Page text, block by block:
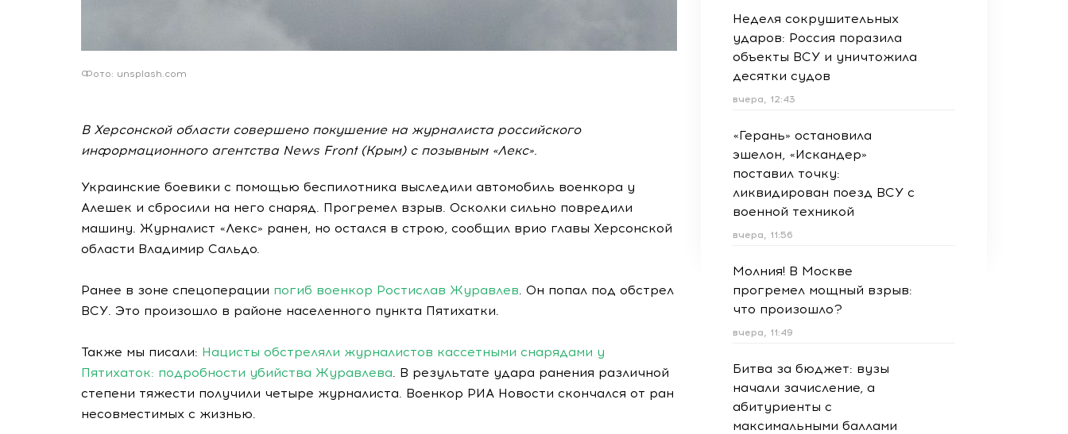
Фото: unsplash.com
В Херсонской области совершено покушение на журналиста российского
информационного агентства News Front (Крым) с позывным «Лекс».
Украинские боевики с помощью беспилотника выследили автомобиль военкора у
Алешек и сбросили на него снаряд. Прогремел взрыв. Осколки сильно повредили
машину. Журналист «Лекс» ранен, но остался в строю, сообщил врио главы Херсонской
области Владимир Сальдо.
Ранее в зоне спецоперации погиб военкор Ростислав Журавлев. Он попал под обстрел
ВСУ. Это произошло в районе населенного пункта Пятихатки.
Также мы писали: Нацисты обстреляли журналистов кассетными снарядами у
Пятихаток: подробности убийства Журавлева. В результате удара ранения различной
степени тяжести получили четыре журналиста. Военкор РИА Новости скончался от ран
несовместимых с жизнью.
Неделя сокрушительных
ударов: Россия поразила
объекты ВСУ и уничтожила
десятки судов
вчера, 12:43
«Герань» остановила
эшелон, «Искандер»
поставил точку:
ликвидирован поезд ВСУ с
военной техникой
вчера, 11:56
Молния! В Москве
прогремел мощный взрыв:
что произошло?
вчера, 11:49
Битва за бюджет: вузы
начали зачисление, а
абитуриенты с
максимальными баллами